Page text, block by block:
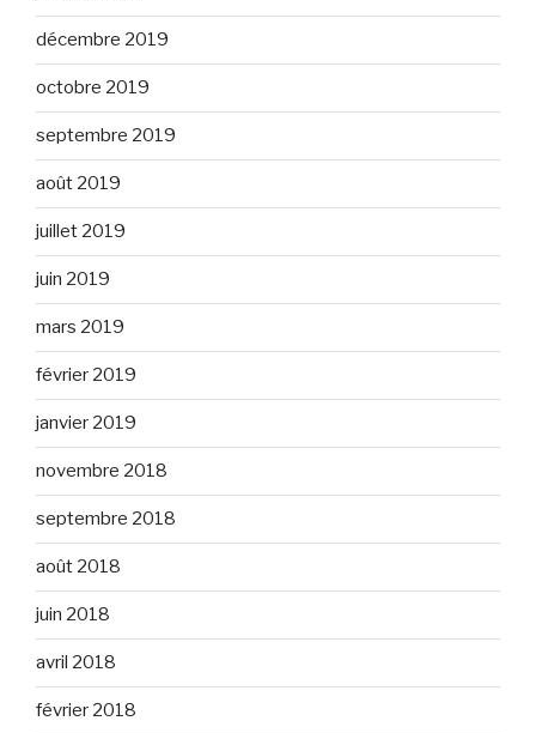
décembre 2019
octobre 2019
septembre 2019
août 2019
juillet 2019
juin 2019
mars 2019
février 2019
janvier 2019
novembre 2018
septembre 2018
août 2018
juin 2018
avril 2018
février 2018